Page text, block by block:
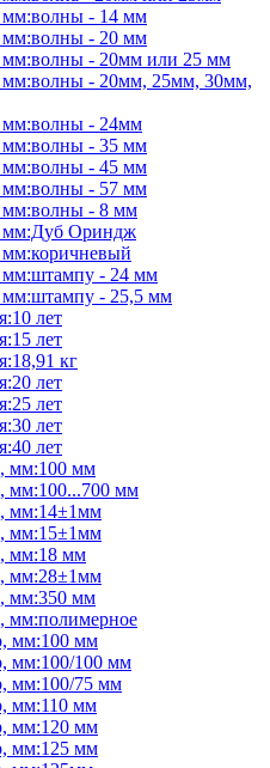
мм:волны - 14 мм
мм:волны - 20 мм
мм:волны - 20мм или 25 мм
мм:волны - 20мм, 25мм, 30мм,
мм:волны - 24мм
мм:волны - 35 мм
мм:волны - 45 мм
мм:волны - 57 мм
мм:волны - 8 мм
мм:Дуб Ориндж
мм:коричневый
мм:штампу - 24 мм
мм:штампу - 25,5 мм
лет
лет
кг
лет
лет
лет
лет
мм:100 мм
мм:100...700 мм
мм:14±1мм
мм:15±1мм
мм:18 мм
мм:28±1мм
мм:350 мм
мм:полимерное
мм:100 мм
мм:100/100 мм
мм:100/75 мм
мм:110 мм
мм:120 мм
мм:125 мм